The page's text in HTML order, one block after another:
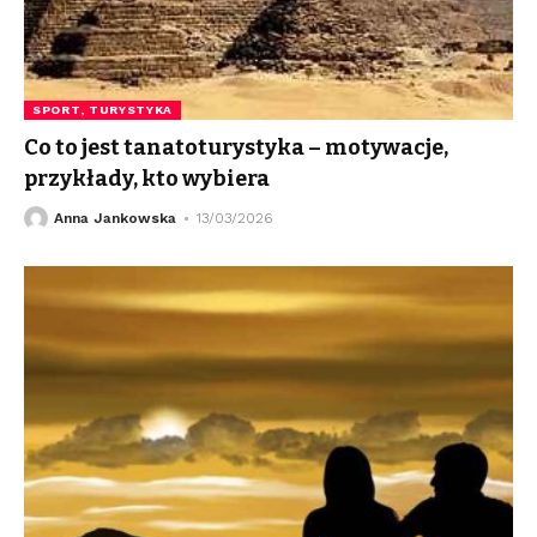
SPORT, TURYSTYKA
Co to jest tanatoturystyka – motywacje,
przykłady, kto wybiera
Anna Jankowska 13/03/2026